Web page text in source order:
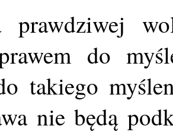
prawdziwej
do
takiego
nie będą